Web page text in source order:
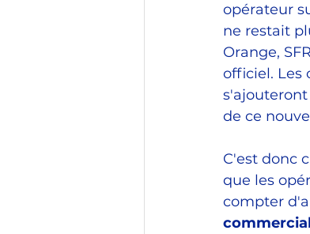
opérateur
ne restait
Orange,
officiel. Les
de ce
C'est donc
que les
compter